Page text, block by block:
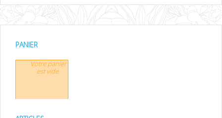
PANIER
Votre panier
est vide.